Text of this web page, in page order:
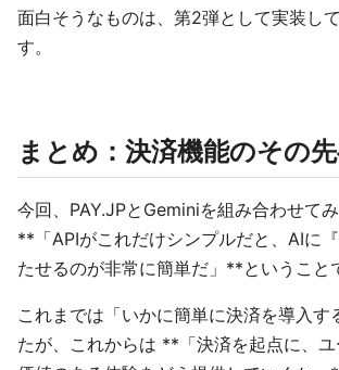
面白そうなものは、第2弾として実装し
す。
まとめ：決済機能のその
今回、PAY.JPとGeminiを組み合わせてみ
**「APIがこれだけシンプルだと、AIに
たせるのが非常に簡単だ」**ということ
これまでは「いかに簡単に決済を導入す
たが、これからは **「決済を起点に、ユ